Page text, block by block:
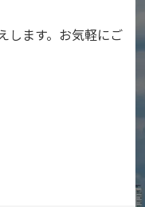
します。お気軽にご